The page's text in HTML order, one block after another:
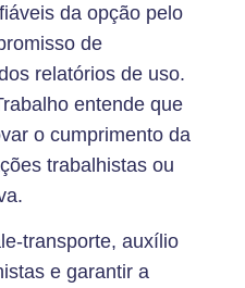
da opção pelo
de
relatórios de uso.
entende que
o cumprimento da
trabalhistas ou
transporte, auxílio
e garantir a